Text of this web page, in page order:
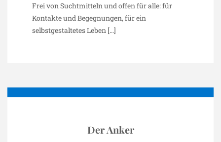
Frei von Suchtmitteln und offen für alle: für
Kontakte und Begegnungen, für ein
selbstgestaltetes Leben […]
Der Anker